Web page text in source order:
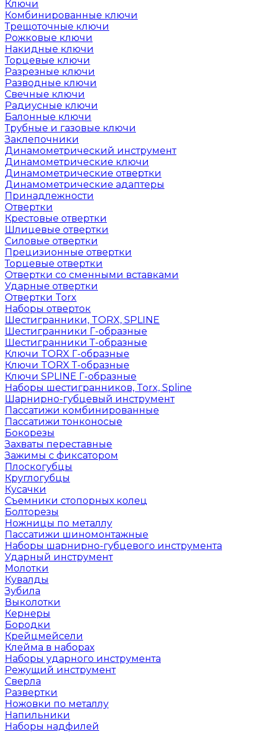
Ключи
Комбинированные ключи
Трещоточные ключи
Рожковые ключи
Накидные ключи
Торцевые ключи
Разрезные ключи
Разводные ключи
Свечные ключи
Радиусные ключи
Балонные ключи
Трубные и газовые ключи
Заклепочники
Динамометрический инструмент
Динамометрические ключи
Динамометрические отвертки
Динамометрические адаптеры
Принадлежности
Отвертки
Крестовые отвертки
Шлицевые отвертки
Силовые отвертки
Прецизионные отвертки
Торцевые отвертки
Отвертки со сменными вставками
Ударные отвертки
Отвертки Torx
Наборы отверток
Шестигранники, TORX, SPLINE
Шестигранники Г-образные
Шестигранники Т-образные
Ключи TORX Г-образные
Ключи TORX Т-образные
Ключи SPLINE Г-образные
Наборы шестигранников, Torx, Spline
Шарнирно-губцевый инструмент
Пассатижи комбинированные
Пассатижи тонконосые
Бокорезы
Захваты переставные
Зажимы с фиксатором
Плоскогубцы
Круглогубцы
Кусачки
Съемники стопорных колец
Болторезы
Ножницы по металлу
Пассатижи шиномонтажные
Наборы шарнирно-губцевого инструмента
Ударный инструмент
Молотки
Кувалды
Зубила
Выколотки
Кернеры
Бородки
Крейцмейсели
Клейма в наборах
Наборы ударного инструмента
Режущий инструмент
Сверла
Развертки
Ножовки по металлу
Напильники
Наборы надфилей